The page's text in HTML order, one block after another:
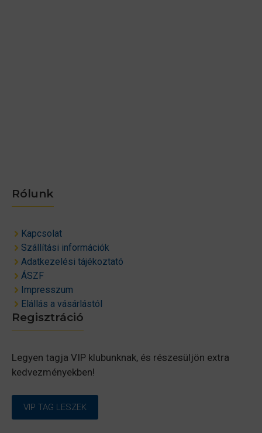
Rólunk
Kapcsolat
Szállítási információk
Adatkezelési tájékoztató
ÁSZF
Impresszum
Elállás a vásárlástól
Regisztráció
Legyen tagja VIP klubunknak, és részesüljön extra
kedvezményekben!
VIP TAG LESZEK